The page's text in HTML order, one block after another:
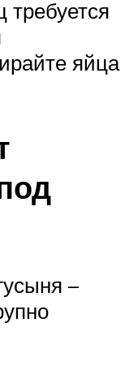
требуется
яйца
–